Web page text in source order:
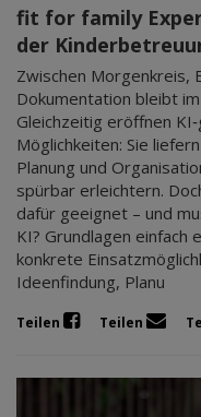
fit for family
der
Zwischen Morgenkreis,
Dokumentation bleibt
Gleichzeitig eröffnen
Möglichkeiten: Sie
Planung und
spürbar erleichtern.
dafür geeignet – und
KI? Grundlagen einfach
konkrete
Ideenfindung, Planu
Teilen Teilen